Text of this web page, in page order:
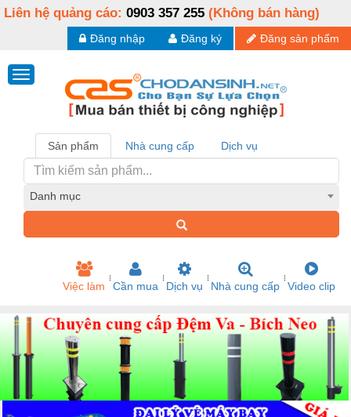
Liên hệ quảng cáo: 0903 357 255 (Không bán hàng)
Đăng sản phẩm
Đăng ký
Đăng nhập
Sản phẩm Nhà cung cấp Dịch vụ
Danh mục
Việc làm Cần mua Dịch vụ Nhà cung cấp Video clip